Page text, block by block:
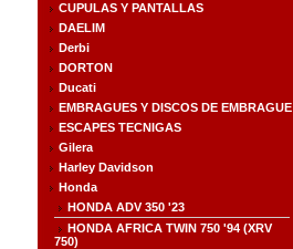
CUPULAS Y PANTALLAS
DAELIM
Derbi
DORTON
Ducati
EMBRAGUES Y DISCOS DE EMBRAGUE
ESCAPES TECNIGAS
Gilera
Harley Davidson
Honda
HONDA ADV 350 '23
HONDA AFRICA TWIN 750 '94 (XRV
750)